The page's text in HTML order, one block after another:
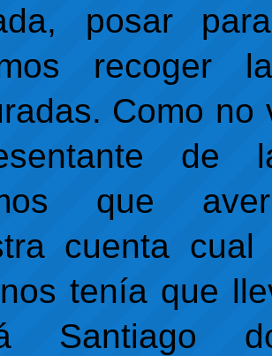
posar
recoger
Como no
de
que
cuenta
tenía que
Santiago